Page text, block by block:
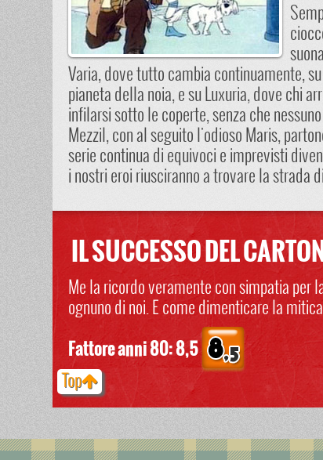
Varia, dove tutto cambia continuamente,
pianeta della noia, e su Luxuria, dove chi
infilarsi sotto le coperte, senza che
Mezzil, con al seguito l'odioso Maris,
serie continua di equivoci e imprevisti
i nostri eroi riusciranno a trovare la strada
IL SUCCESSO DEL
Me la ricordo veramente con simpatia per
ognuno di noi. E come dimenticare la
Fattore anni 80: 8,5
Top